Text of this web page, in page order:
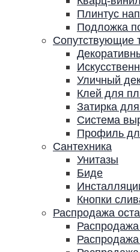
Плинтус
Подложка
Сопутствующие
Уличный
Клей для
Затирка
Система
Профиль
Сантехника
Унитазы
Биде
Кнопки
Распродажа
Распродажа